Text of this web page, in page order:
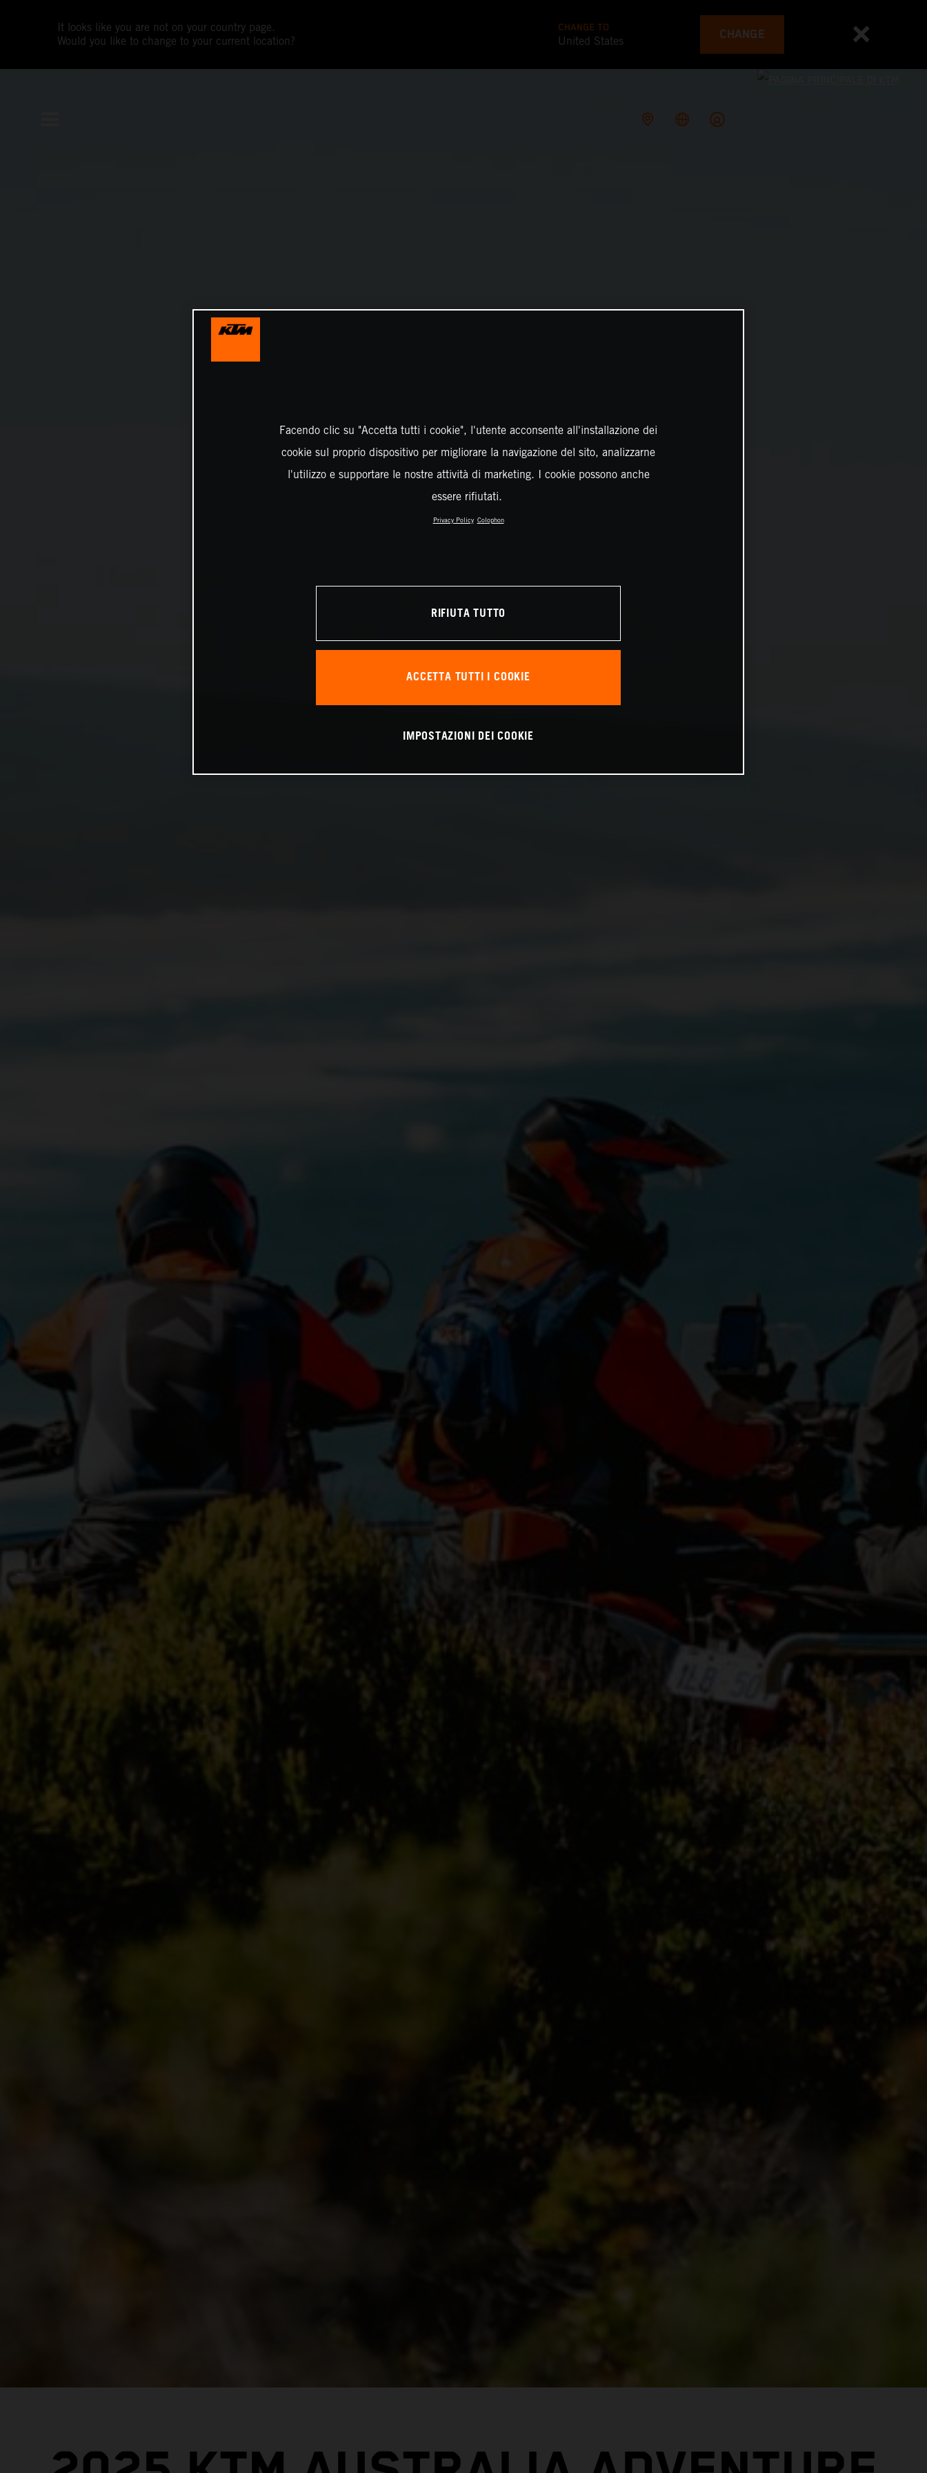
It looks like you are not on your country page.
Would you like to change to your current location?
CHANGE TO
United States CHANGE
Facendo clic su "Accetta tutti i cookie", l'utente acconsente all'installazione dei
cookie sul proprio dispositivo per migliorare la navigazione del sito, analizzarne
l'utilizzo e supportare le nostre attività di marketing. I cookie possono anche
essere rifiutati.
Privacy Policy Colophon
RIFIUTA TUTTO
ACCETTA TUTTI I COOKIE
IMPOSTAZIONI DEI COOKIE